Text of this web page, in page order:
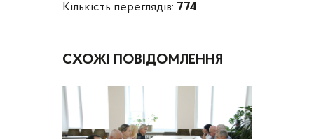
Кількість переглядів: 774
СХОЖІ ПОВІДОМЛЕННЯ